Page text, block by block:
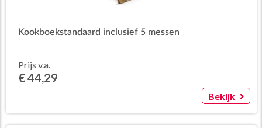
Kookboekstandaard inclusief 5 messen
Prijs v.a.
€ 44,29
Bekijk